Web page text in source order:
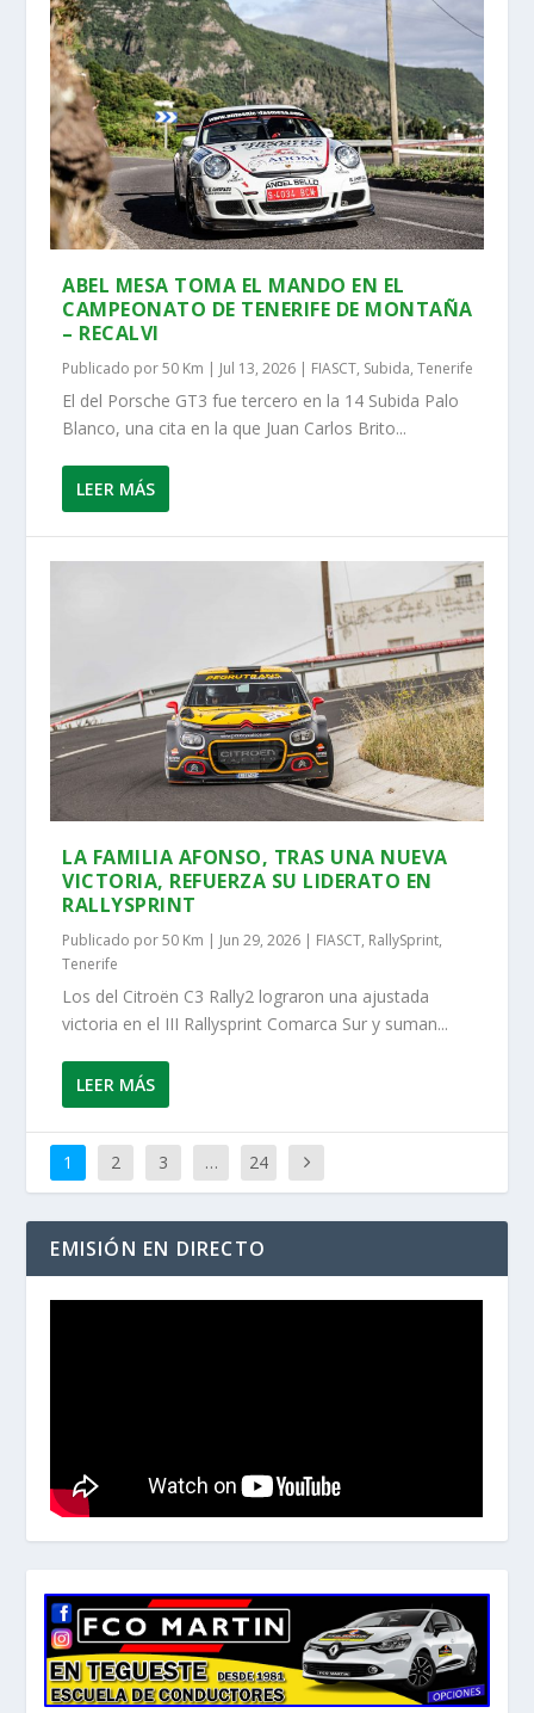
ABEL MESA TOMA EL MANDO EN EL
CAMPEONATO DE TENERIFE DE MONTAÑA
– RECALVI
Publicado por50 Km | Jul 13, 2026 | FIASCT, Subida,Tenerife
El del Porsche GT3 fue tercero en la 14 Subida Palo
Blanco, una cita en la que Juan Carlos Brito...
LEER MÁS
LA FAMILIA AFONSO, TRAS UNA NUEVA
VICTORIA, REFUERZA SU LIDERATO EN
RALLYSPRINT
Publicado por50 Km | Jun 29, 2026 | FIASCT, RallySprint,
Tenerife
Los del Citroën C3 Rally2 lograron una ajustada
victoria en el III Rallysprint Comarca Sur y suman...
LEER MÁS
1 2 3 … 24
EMISIÓN EN DIRECTO